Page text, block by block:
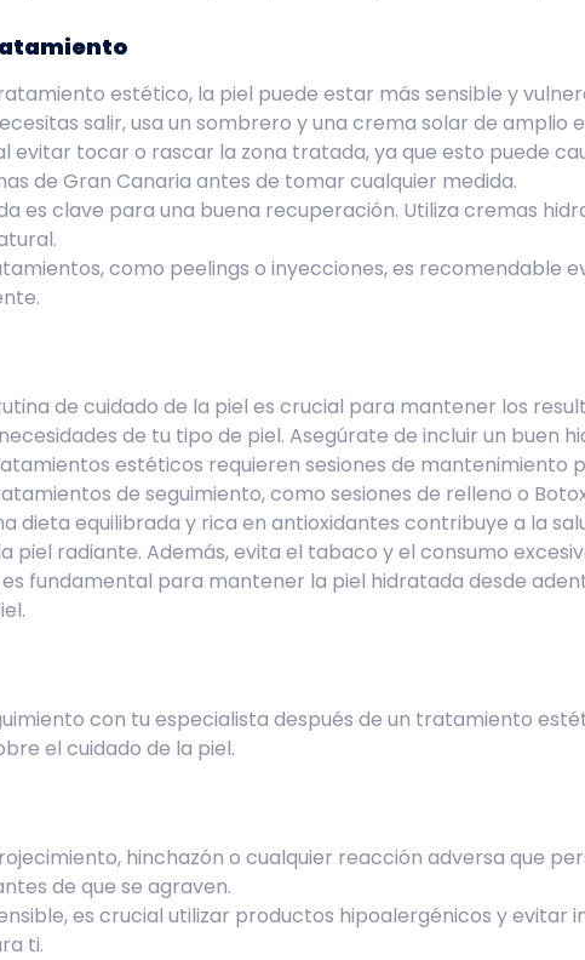
estético, la piel puede estar más sensible y
salir, usa un sombrero y una crema solar de
evitar tocar o rascar la zona tratada, ya que esto puede
de Gran Canaria antes de tomar cualquier medida.
es clave para una buena recuperación. Utiliza cremas
como peelings o inyecciones, es recomendable
de cuidado de la piel es crucial para mantener los
de tu tipo de piel. Asegúrate de incluir un buen
estéticos requieren sesiones de
de seguimiento, como sesiones de relleno o
dieta equilibrada y rica en antioxidantes contribuye a la
radiante. Además, evita el tabaco y el consumo
fundamental para mantener la piel hidratada desde
con tu especialista después de un tratamiento
el cuidado de la piel.
hinchazón o cualquier reacción adversa que
de que se agraven.
es crucial utilizar productos hipoalergénicos y
ti.